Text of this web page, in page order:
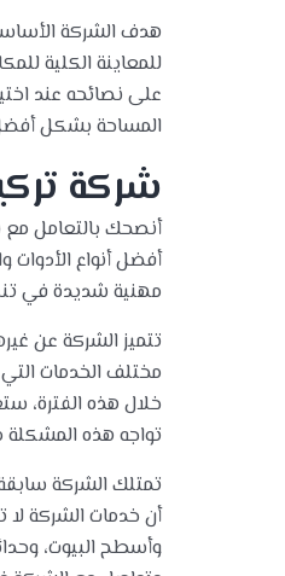
هدف الشركة
للمعاينة الكلية
على نصائحه عند
المساحة بشكل
شركة
أنصحك بالتعامل
أفضل أنواع
مهنية شديدة في
تتميز الشركة عن
مختلف الخدمات
خلال هذه الفترة،
تواجه هذه المشكلة
تمتلك الشركة
أن خدمات الشركة لا
وأسطح البيوت،